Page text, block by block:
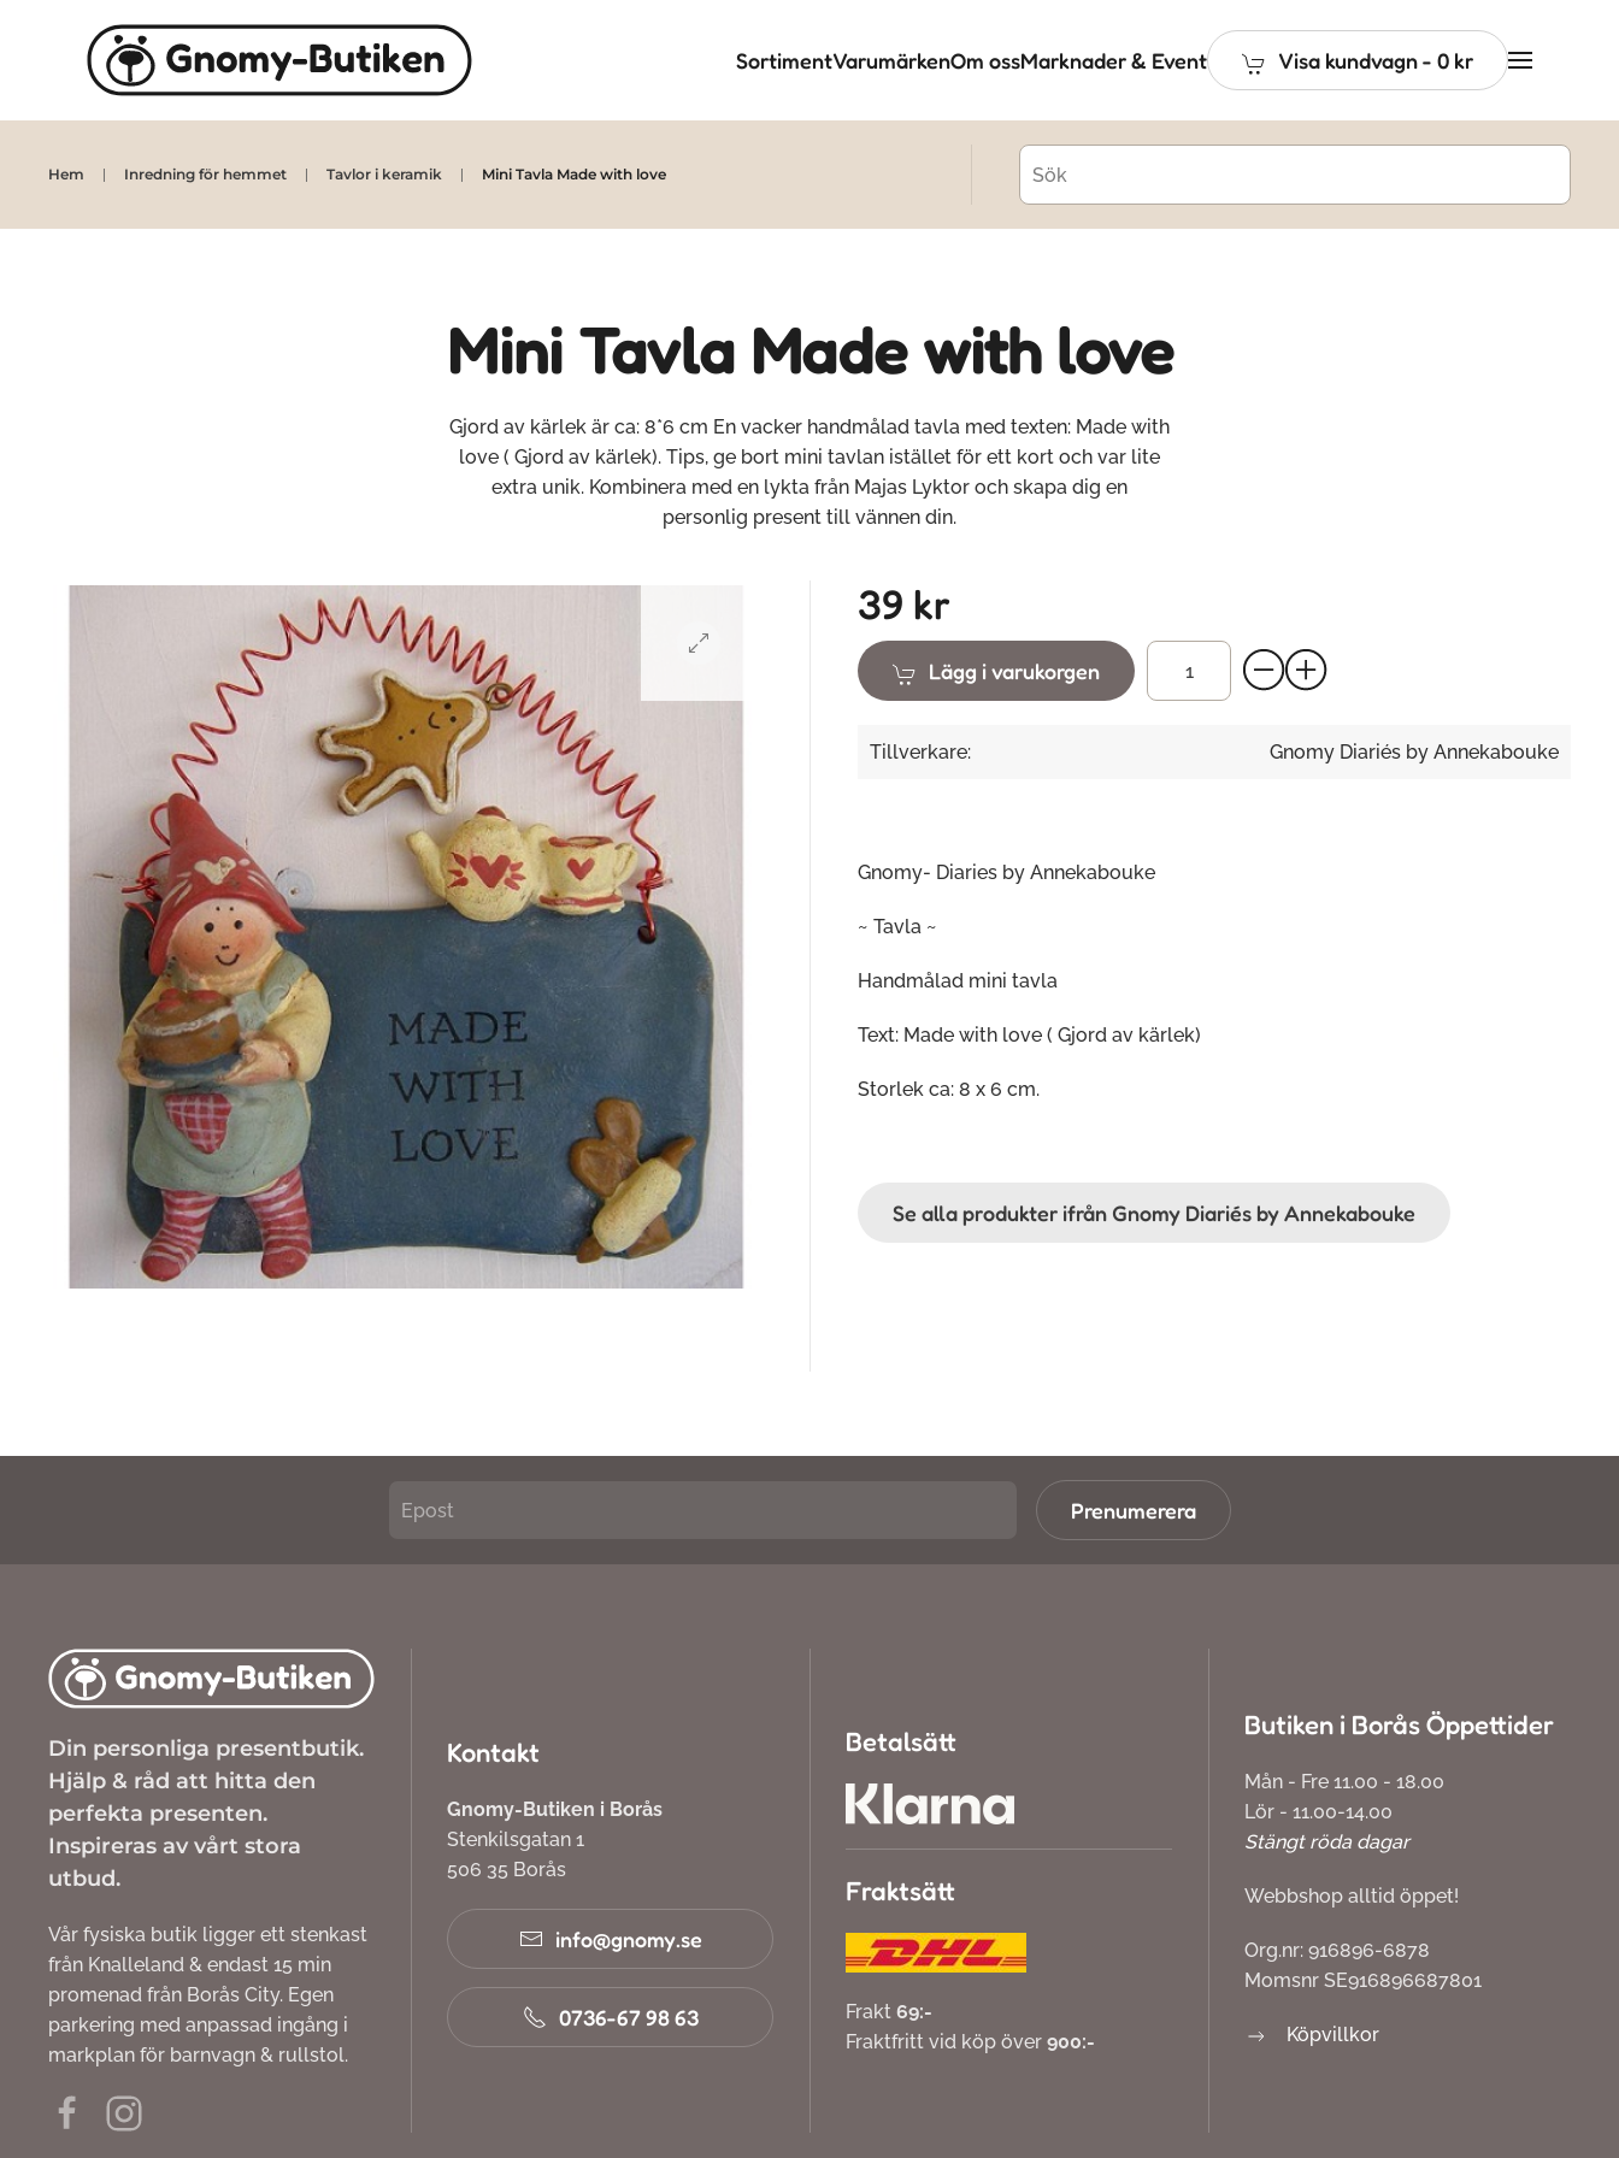
Skip to main content SortimentVarumärkenOm ossMarknader & Event Visa kundvagn- 0 kr
Hem Inredning för hemmet Tavlor i keramik Mini Tavla Made with love
Mini Tavla Made with love
Gjord av kärlek är ca: 8*6 cm En vacker handmålad tavla med texten: Made with
love ( Gjord av kärlek). Tips, ge bort mini tavlan istället för ett kort och var lite
extra unik. Kombinera med en lykta från Majas Lyktor och skapa dig en
personlig present till vännen din.
39 kr
Lägg i varukorgen
Tillverkare: Gnomy Diariés by Annekabouke
Gnomy- Diaries by Annekabouke
~ Tavla ~
Handmålad mini tavla
Text: Made with love ( Gjord av kärlek)
Storlek ca: 8 x 6 cm.
Se alla produkter ifrån Gnomy Diariés by Annekabouke
Prenumerera
Din personliga presentbutik.
Hjälp & råd att hitta den
perfekta presenten.
Inspireras av vårt stora
utbud.
Vår fysiska butik ligger ett stenkast
från Knalleland & endast 15 min
promenad från Borås City. Egen
parkering med anpassad ingång i
markplan för barnvagn & rullstol.
Kontakt
Gnomy-Butiken i Borås
Stenkilsgatan 1
506 35 Borås
info@gnomy.se
0736-67 98 63
Betalsätt
Fraktsätt
Frakt 69:-
Fraktfritt vid köp över 900:-
Butiken i Borås Öppettider
Mån - Fre 11.00 - 18.00
Lör - 11.00-14.00
Stängt röda dagar
Webbshop alltid öppet!
Org.nr: 916896-6878
Momsnr SE916896687801
Köpvillkor